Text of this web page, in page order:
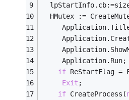
HMutex :=
     Application.Run;
if ReStartFlag =
Exit ;
if CreateProcess(